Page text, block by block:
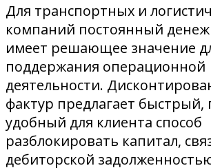
Для транспортных и
компаний постоянный
имеет решающее значение
поддержания операционной
деятельности.
фактур предлагает быстрый,
удобный для клиента способ
разблокировать капитал,
дебиторской